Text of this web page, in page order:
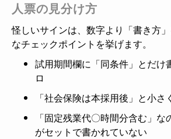
人票の見分け方
怪しいサインは、数字より「書き方
なチェックポイントを挙げます。
試用期間欄に「同条件」とだけ
ロ
「社会保険は本採用後」と小さ
「固定残業代〇時間分含む」
がセットで書かれていない